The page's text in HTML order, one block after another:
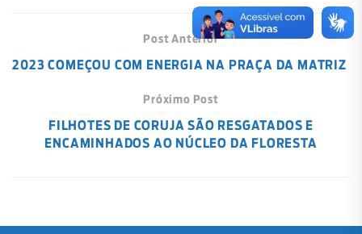
Post Anterior
2023 COMEÇOU COM ENERGIA NA PRAÇA DA MATRIZ
Próximo Post
FILHOTES DE CORUJA SÃO RESGATADOS E
ENCAMINHADOS AO NÚCLEO DA FLORESTA